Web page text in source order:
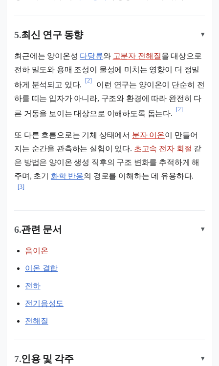
5.최신 연구 동향 ▾
최근에는 양이온성 다당류와 고분자 전해질을 대상으로
전하 밀도와 용매 조성이 물성에 미치는 영향이 더 정밀
하게 분석되고 있다.
[2]
이런 연구는 양이온이 단순히 전
하를 띠는 입자가 아니라, 구조와 환경에 따라 완전히 다
른 거동을 보이는 대상으로 이해하도록 돕는다.
[2]
또 다른 흐름으로는 기체 상태에서 분자 이온이 만들어
지는 순간을 관측하는 실험이 있다. 초고속 전자 회절 같
은 방법은 양이온 생성 직후의 구조 변화를 추적하게 해
주며, 초기 화학 반응의 경로를 이해하는 데 유용하다.
[3]
6.관련 문서 ▾
음이온
이온 결합
전하
전기음성도
전해질
7.인용 및 각주 ▾